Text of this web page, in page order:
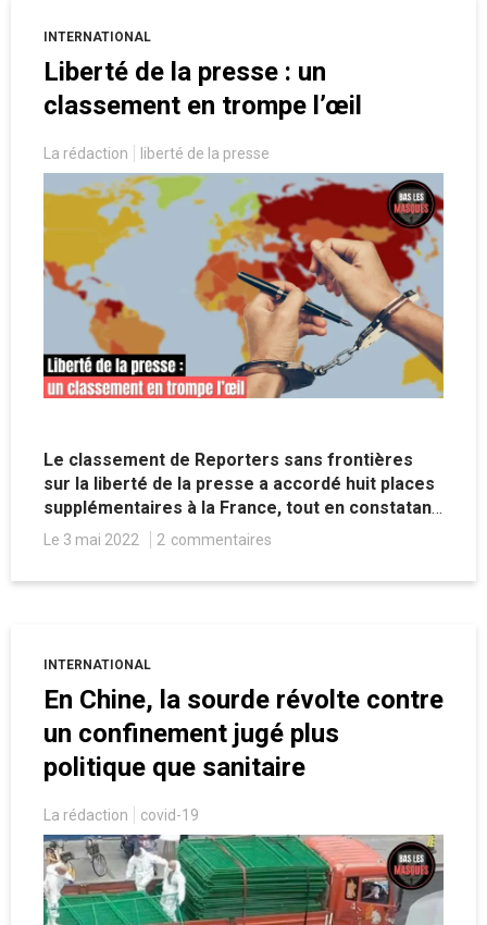
INTERNATIONAL
Liberté de la presse : un
classement en trompe l’œil
La rédaction liberté de la presse
Le classement de Reporters sans frontières
sur la liberté de la presse a accordé huit places
supplémentaires à la France, tout en constatant
une dégradation globale dans le monde.
Le 3 mai 2022 2 commentaires
INTERNATIONAL
En Chine, la sourde révolte contre
un confinement jugé plus
politique que sanitaire
La rédaction covid-19